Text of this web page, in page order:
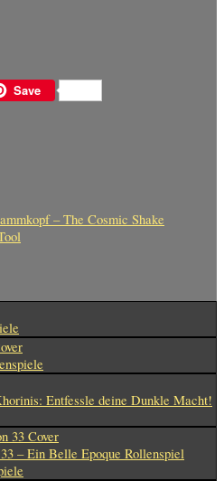
Save
– The Cosmic Shake
Entfessle deine Dunkle Macht!
– Ein Belle Epoque Rollenspiel